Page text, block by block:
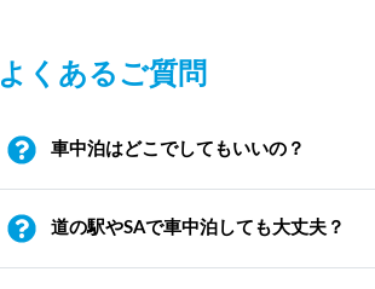
よくあるご質問
車中泊はどこでしてもいいの？
道の駅やSAで車中泊しても大丈夫？